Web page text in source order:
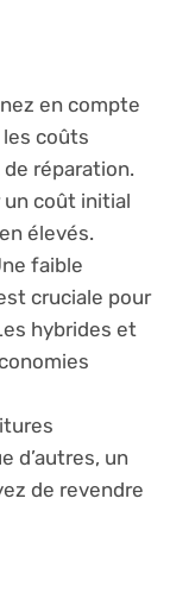
en compte
les coûts
réparation.
coût initial
élevés.
faible
cruciale pour
hybrides et
d’autres, un
de revendre